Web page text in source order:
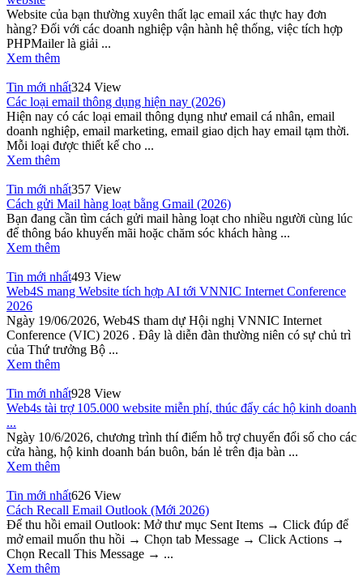
Website của bạn thường xuyên thất lạc email xác thực hay đơn
hàng? Đối với các doanh nghiệp vận hành hệ thống, việc tích hợp
PHPMailer là giải ...
Xem thêm
Tin mới nhất324 View
Các loại email thông dụng hiện nay (2026)
Hiện nay có các loại email thông dụng như email cá nhân, email
doanh nghiệp, email marketing, email giao dịch hay email tạm thời.
Mỗi loại được thiết kế cho ...
Xem thêm
Tin mới nhất357 View
Cách gửi Mail hàng loạt bằng Gmail (2026)
Bạn đang cần tìm cách gửi mail hàng loạt cho nhiều người cùng lúc
để thông báo khuyến mãi hoặc chăm sóc khách hàng ...
Xem thêm
Tin mới nhất493 View
Web4S mang Website tích hợp AI tới VNNIC Internet Conference
2026
Ngày 19/06/2026, Web4S tham dự Hội nghị VNNIC Internet
Conference (VIC) 2026 . Đây là diễn đàn thường niên có sự chủ trì
của Thứ trưởng Bộ ...
Xem thêm
Tin mới nhất928 View
Web4s tài trợ 105.000 website miễn phí, thúc đẩy các hộ kinh doanh
...
Ngày 10/6/2026, chương trình thí điểm hỗ trợ chuyển đổi số cho các
cửa hàng, hộ kinh doanh bán buôn, bán lẻ trên địa bàn ...
Xem thêm
Tin mới nhất626 View
Cách Recall Email Outlook (Mới 2026)
Để thu hồi email Outlook: Mở thư mục Sent Items → Click đúp để
mở email muốn thu hồi → Chọn tab Message → Click Actions →
Chọn Recall This Message → ...
Xem thêm